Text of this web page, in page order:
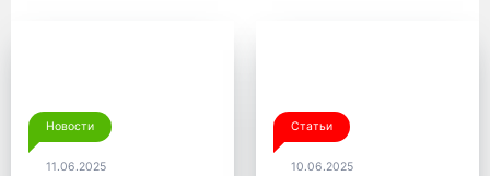
Новости
11.06.2025
Статьи
10.06.2025